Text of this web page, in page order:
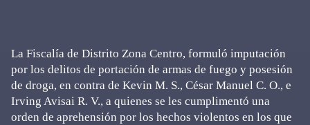
La Fiscalía de Distrito Zona Centro, formuló imputación
por los delitos de portación de armas de fuego y posesión
de droga, en contra de Kevin M. S., César Manuel C. O., e
Irving Avisai R. V., a quienes se les cumplimentó una
orden de aprehensión por los hechos violentos en los que